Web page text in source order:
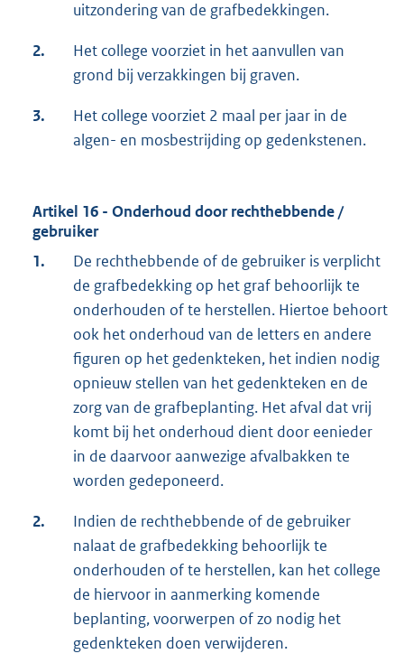
uitzondering van de grafbedekkingen.
2.
Het college voorziet in het aanvullen van
grond bij verzakkingen bij graven.
3.
Het college voorziet 2 maal per jaar in de
algen- en mosbestrijding op gedenkstenen.
Artikel 16 - Onderhoud door rechthebbende /
gebruiker
1.
De rechthebbende of de gebruiker is verplicht
de grafbedekking op het graf behoorlijk te
onderhouden of te herstellen. Hiertoe behoort
ook het onderhoud van de letters en andere
figuren op het gedenkteken, het indien nodig
opnieuw stellen van het gedenkteken en de
zorg van de grafbeplanting. Het afval dat vrij
komt bij het onderhoud dient door eenieder
in de daarvoor aanwezige afvalbakken te
worden gedeponeerd.
2.
Indien de rechthebbende of de gebruiker
nalaat de grafbedekking behoorlijk te
onderhouden of te herstellen, kan het college
de hiervoor in aanmerking komende
beplanting, voorwerpen of zo nodig het
gedenkteken doen verwijderen.